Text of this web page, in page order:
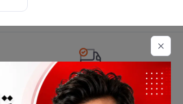
تحویل اکسپرس